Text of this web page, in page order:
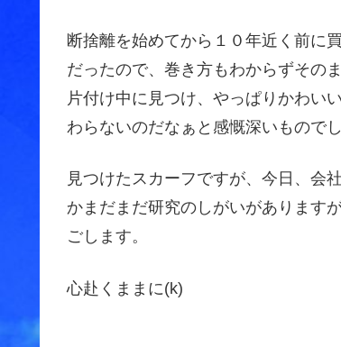
断捨離を始めてから１０年近く前に
だったので、巻き方もわからずその
片付け中に見つけ、やっぱりかわい
わらないのだなぁと感慨深いものでし
見つけたスカーフですが、今日、会
かまだまだ研究のしがいがあります
ごします。
心赴くままに(k)